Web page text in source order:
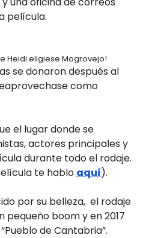
película.
Heidi eligiese Mogrovejo!
se donaron después al
como
el lugar donde se
actores principales y
durante todo el rodaje.
te hablo aquí).
por su belleza, el rodaje
pequeño boom y en 2017
de Cantabria”.